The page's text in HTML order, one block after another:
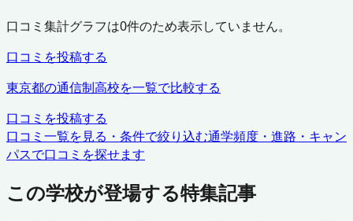
口コミ集計グラフは0件のため表示していません。
口コミを投稿する
東京都の通信制高校を一覧で比較する
口コミを投稿する
口コミ一覧を見る・条件で絞り込む通学頻度・進路・キャン
パスで口コミを探せます
この学校が登場する特集記事